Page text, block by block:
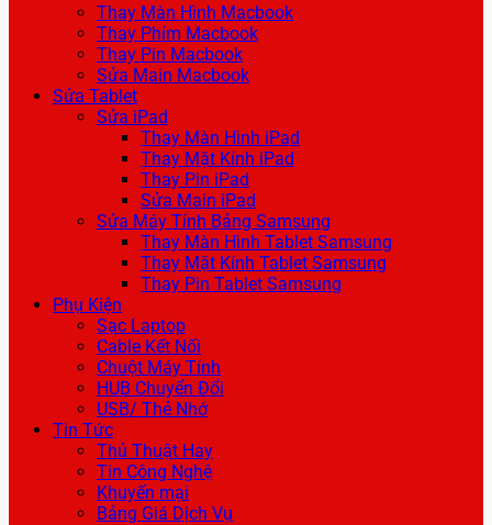
Thay Màn Hình Macbook
Thay Phím Macbook
Thay Pin Macbook
Sửa Main Macbook
Sửa Tablet
Sửa iPad
Thay Màn Hình iPad
Thay Mặt Kính iPad
Thay Pin iPad
Sửa Main iPad
Sửa Máy Tính Bảng Samsung
Thay Màn Hình Tablet Samsung
Thay Mặt Kính Tablet Samsung
Thay Pin Tablet Samsung
Phụ Kiện
Sạc Laptop
Cable Kết Nối
Chuột Máy Tính
HUB Chuyển Đổi
USB/ Thẻ Nhớ
Tin Tức
Thủ Thuật Hay
Tin Công Nghệ
Khuyến mại
Bảng Giá Dịch Vụ